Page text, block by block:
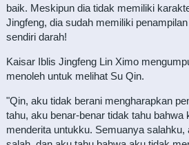
baik. Meskipun dia tidak memiliki
Jingfeng, dia sudah memiliki
sendiri darah!
Kaisar Iblis Jingfeng Lin Ximo
menoleh untuk melihat Su Qin.
"Qin, aku tidak berani mengharapkan
tahu, aku benar-benar tidak tahu bahwa
menderita untukku. Semuanya salahku,